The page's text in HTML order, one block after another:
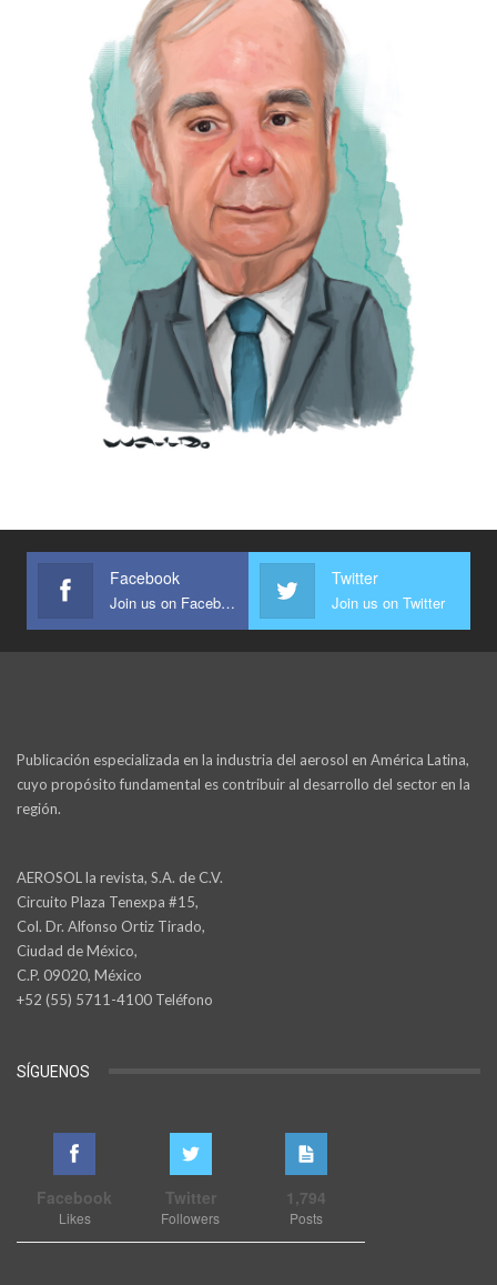
Facebook
Join us on Facebook
Twitter
Join us on Twitter
Publicación especializada en la industria del aerosol en América Latina,
cuyo propósito fundamental es contribuir al desarrollo del sector en la
región.
AEROSOL la revista, S.A. de C.V.
Circuito Plaza Tenexpa #15,
Col. Dr. Alfonso Ortiz Tirado,
Ciudad de México,
C.P. 09020, México
+52 (55) 5711-4100 Teléfono
SÍGUENOS
Facebook
Likes
Twitter
Followers
1,794
Posts